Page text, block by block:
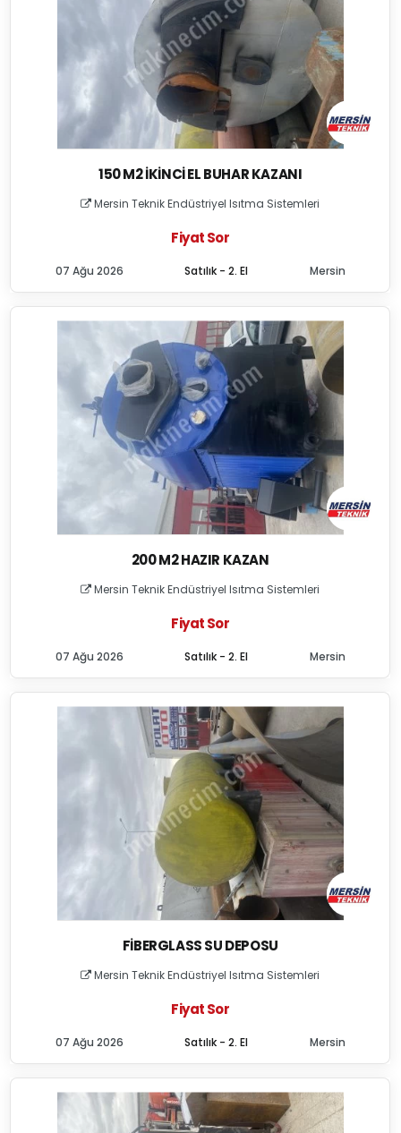
150 M2 İKINCI EL BUHAR KAZANI
Mersin Teknik Endüstriyel Isıtma Sistemleri
Fiyat Sor
Satılık - 2. El
07 Ağu 2026 Mersin
200 M2 HAZIR KAZAN
Mersin Teknik Endüstriyel Isıtma Sistemleri
Fiyat Sor
Satılık - 2. El
07 Ağu 2026 Mersin
FIBERGLASS SU DEPOSU
Mersin Teknik Endüstriyel Isıtma Sistemleri
Fiyat Sor
Satılık - 2. El
07 Ağu 2026 Mersin